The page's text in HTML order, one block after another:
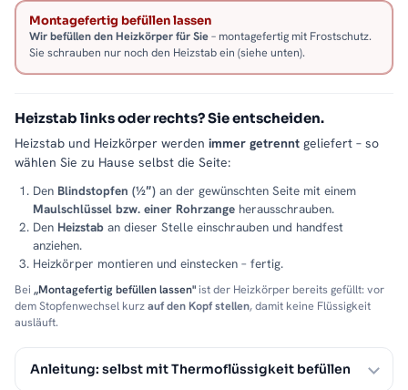
Montagefertig befüllen lassen
Wir befüllen den Heizkörper für Sie– montagefertig mit Frostschutz.
Sie schrauben nur noch den Heizstab ein (siehe unten).
Heizstab links oder rechts? Sie entscheiden.
Heizstab und Heizkörper werden immer getrennt geliefert – so
wählen Sie zu Hause selbst die Seite:
Den Blindstopfen (½″) an der gewünschten Seite mit einem
Maulschlüssel bzw. einer Rohrzange herausschrauben.
Den Heizstab an dieser Stelle einschrauben und handfest
anziehen.
Heizkörper montieren und einstecken – fertig.
Bei „Montagefertig befüllen lassen"ist der Heizkörper bereits gefüllt: vor
dem Stopfenwechsel kurzauf den Kopf stellen, damit keine Flüssigkeit
ausläuft.
Anleitung: selbst mit Thermoflüssigkeit befüllen